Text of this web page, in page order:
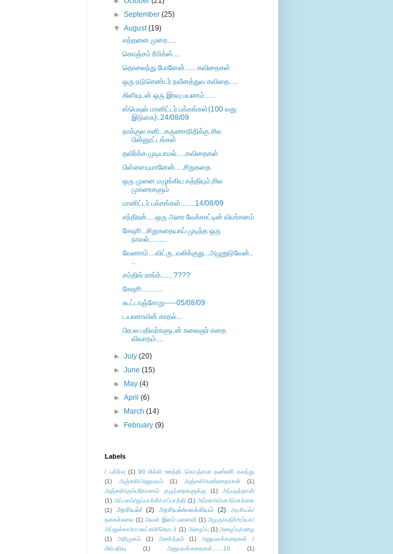
►September(25)
▼August(19)
எத்தனை முறை.....
கொஞ்சம் ரீமிக்ஸ்....
தொலைந்து போனேன்...... கவிதைகள்
ஒரு நடுசெண்டர் நவீனத்துவ கவிதை.....
கிளியுடன் ஒரு இரவு பயணம்......
ஸ்பெஷல் மானிட்டர் பக்கங்கள்(100 வது
இடுகை)..24/08/09
நாக்குல சனி...கருணாநிதிக்கு சில
பின்னூட்டங்கள்
தவிர்க்க முடியாமல்.....கவிதைகள்
பிள்ளையுமானேன்.....சிறுகதை
ஒரு முனை மழுங்கிய கத்தியும்,சில
முகரைகளும்
மானிட்டர் பக்கங்கள்........14/08/09
எந்திரன்.....ஒரு அரை வேக்காட்டின் விமர்சனம்
சேஷூ...சிறுகதையாய் முடிந்த ஒரு
நாவல்..........
வேணாம்....விட்ரு..வலிக்குது...அழுதுடுவேன்..
..
சம்திங் ராங்க்.......????
சேஷூ............
கூட்டாஞ்சோறு-----05/08/09
டயானாவின் காதல்...
பிரபல பதிவர்களுடன் கலைஞர் கதை
விவாதம்....
►July(20)
►June(15)
►
May(4)
►April(6)
►
March(14)
►
February(9)
Labels
/ பகிர்வு (1) 90 மில்லி ஊத்தி..கொஞ்சமா தண்ணி கலந்து
(1)
அஞ்சலி/அனுபவம் (1) அஞ்சலி/கண்ணதாசன்
(1)
அஞ்சலி/கும்பகோணம் குழந்தைகளுக்கு
(1)
அப்படித்தான்
(1) அப்பளம்/துப்பாக்கி/பாப்பாத்தி (1) அம்மா/சும்மா/மொக்கை
(1)
அரசியல்/ (2) அரசியல்/எளக்கியம் (2)
அரசியல்/
நகைச்சுவை (1) அவள் இளம் மனைவி (1) அழகு/கதிர்/ரம்யா/
அப்துல்லா/ராமலட்சுமி/தொடர் (1) அழைப்பு (1) அழைப்பு/மழை
(1)
அறிமுகம் (1) அனர்த்தம் (1)
அனுபவக்கதைகள் /
மீள்பதிவு
(1) அனுபவக்கதைகள்......10
(1)